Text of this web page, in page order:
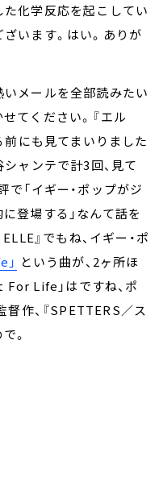
た化学反応を起こしてい
います。はい。ありが
いメールを全部読みたい
てください。『エル
前にも見てまいりました
ャンテで計3回、見て
で「イギー・ポップがジ
登場する」なんて話を
』でもね、イギー・ポ
という曲が、2ヶ所ほ
For Life」はですね、ポ
作、『SPETTERS／ス
。